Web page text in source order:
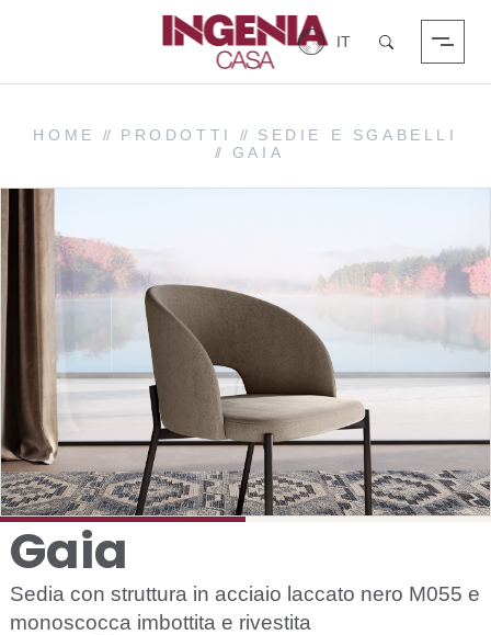
Cerca
Login
HOME // PRODOTTI //
SEDIE E SGABELLI
//
GAIA
Gaia
Sedia con struttura in acciaio laccato nero M055 e
monoscocca imbottita e rivestita